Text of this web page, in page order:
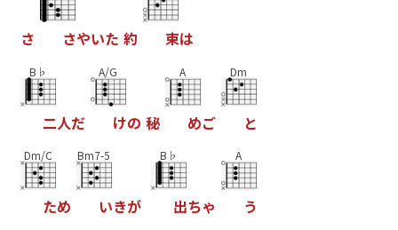
さ さやいた 約 束は
B♭
二人だ
A/G
けの 秘
A
めご
Dm
と
Dm/C
ため
Bm7-5
いきが
B♭
出ちゃ
A
う